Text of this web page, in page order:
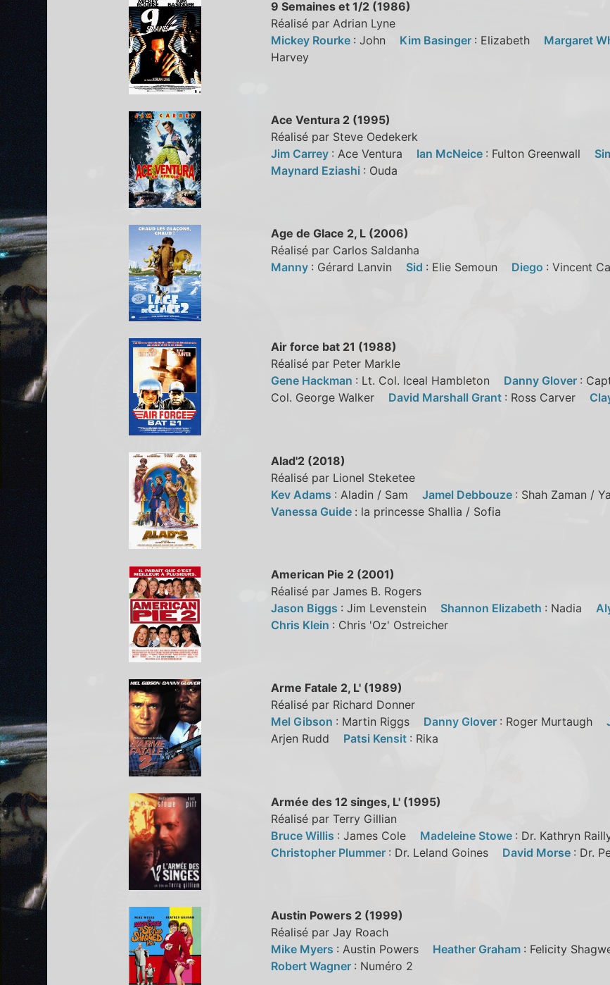
9 Semaines et 1/2 (1986)
Réalisé par Adrian Lyne
Mickey Rourke : John Kim Basinger : Elizabeth Margaret
Harvey
Ace Ventura 2 (1995)
Réalisé par Steve Oedekerk
Jim Carrey : Ace Ventura Ian McNeice : Fulton Greenwall
Maynard Eziashi : Ouda
Age de Glace 2, L (2006)
Réalisé par Carlos Saldanha
Manny : Gérard Lanvin Sid : Elie Semoun Diego : Vincent
Air force bat 21 (1988)
Réalisé par Peter Markle
Gene Hackman : Lt. Col. Iceal Hambleton Danny Glover :
Col. George Walker David Marshall Grant : Ross Carver
Alad'2 (2018)
Réalisé par Lionel Steketee
Kev Adams : Aladin / Sam Jamel Debbouze : Shah Zaman /
Vanessa Guide : la princesse Shallia / Sofia
American Pie 2 (2001)
Réalisé par James B. Rogers
Jason Biggs : Jim Levenstein Shannon Elizabeth : Nadia
Chris Klein : Chris 'Oz' Ostreicher
Arme Fatale 2, L' (1989)
Réalisé par Richard Donner
Mel Gibson : Martin Riggs Danny Glover : Roger Murtaugh
Arjen Rudd Patsi Kensit : Rika
Armée des 12 singes, L' (1995)
Réalisé par Terry Gillian
Bruce Willis : James Cole Madeleine Stowe : Dr. Kathryn
Christopher Plummer : Dr. Leland Goines David Morse : Dr.
Austin Powers 2 (1999)
Réalisé par Jay Roach
Mike Myers : Austin Powers Heather Graham : Felicity
Robert Wagner : Numéro 2